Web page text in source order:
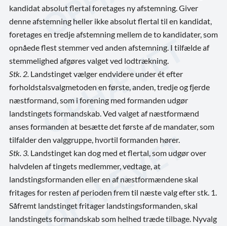
kandidat absolut flertal foretages ny afstemning. Giver
denne afstemning heller ikke absolut flertal til en kandidat,
foretages en tredje afstemning mellem de to kandidater, som
opnåede flest stemmer ved anden afstemning. I tilfælde af
stemmelighed afgøres valget ved lodtrækning.
Stk. 2. Landstinget vælger endvidere under ét efter
forholdstalsvalgmetoden en første, anden, tredje og fjerde
næstformand, som i forening med formanden udgør
landstingets formandskab. Ved valget af næstformænd
anses formanden at besætte det første af de mandater, som
tilfalder den valggruppe, hvortil formanden hører.
Stk. 3. Landstinget kan dog med et flertal, som udgør over
halvdelen af tingets medlemmer, vedtage, at
landstingsformanden eller en af næstformændene skal
fritages for resten af perioden frem til næste valg efter stk. 1.
Såfremt landstinget fritager landstingsformanden, skal
landstingets formandskab som helhed træde tilbage. Nyvalg